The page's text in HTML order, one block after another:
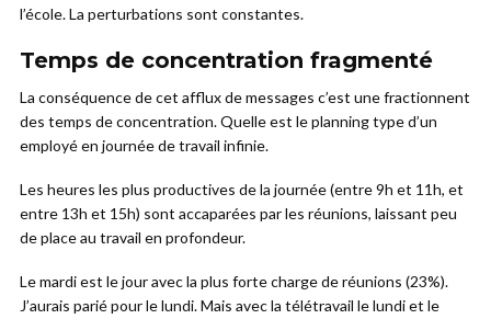
l’école. La perturbations sont constantes.
Temps de concentration fragmenté
La conséquence de cet afflux de messages c’est une fractionnent
des temps de concentration. Quelle est le planning type d’un
employé en journée de travail infinie.
Les heures les plus productives de la journée (entre 9h et 11h, et
entre 13h et 15h) sont accaparées par les réunions, laissant peu
de place au travail en profondeur.
Le mardi est le jour avec la plus forte charge de réunions (23%).
J’aurais parié pour le lundi. Mais avec la télétravail le lundi et le